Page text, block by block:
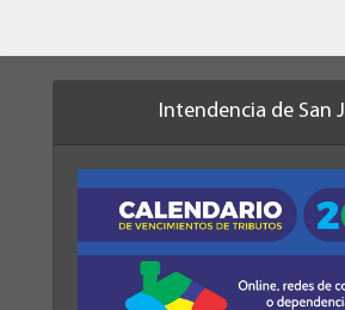
Intendencia de San